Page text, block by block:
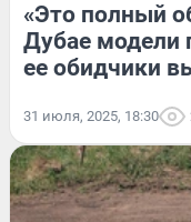
«Это полный
Дубае модели
ее обидчики
31 июля, 2025, 18:30